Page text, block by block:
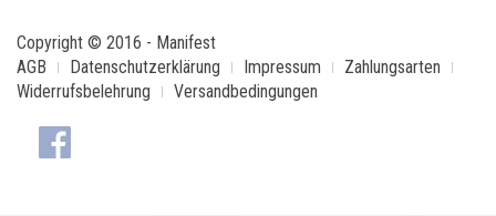
Copyright © 2016 - Manifest
AGB
Datenschutzerklärung Impressum
Zahlungsarten
Widerrufsbelehrung
Versandbedingungen